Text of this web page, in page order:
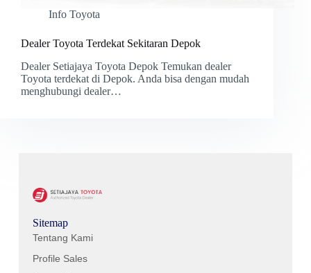
Info Toyota
Dealer Toyota Terdekat Sekitaran Depok
Dealer Setiajaya Toyota Depok Temukan dealer
Toyota terdekat di Depok. Anda bisa dengan mudah
menghubungi dealer…
Sitemap
Tentang Kami
Profile Sales